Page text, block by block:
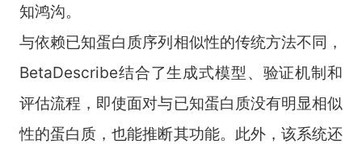
知鸿沟。
与依赖已知蛋白质序列相似性的传统方法不同，
BetaDescribe结合了生成式模型、验证机制和
评估流程，即使面对与已知蛋白质没有明显相似
性的蛋白质，也能推断其功能。此外，该系统还